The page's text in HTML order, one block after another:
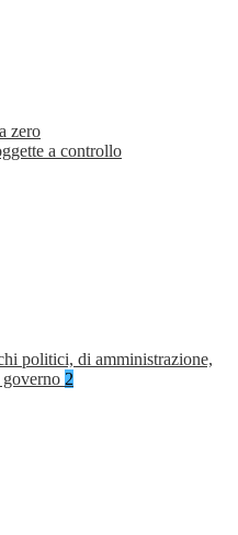
zero
a controllo
politici, di amministrazione,
2